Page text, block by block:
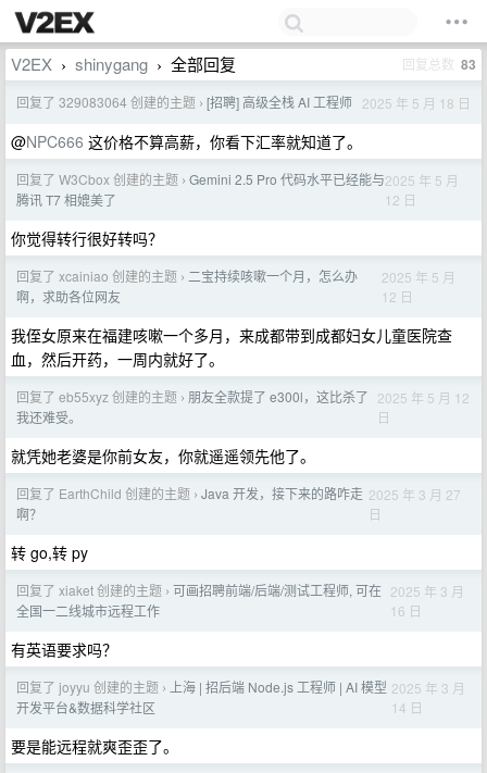
V2EX › shinygang › 全部回复 回复总数 83
回复了 329083064 创建的主题 › [招聘] 高级全栈 AI 工程师 2025 年 5 月 18 日
@NPC666 这价格不算高薪，你看下汇率就知道了。
回复了 W3Cbox 创建的主题 › Gemini 2.5 Pro 代码水平已经能与
腾讯 T7 相媲美了
2025 年 5 月
12 日
你觉得转行很好转吗？
回复了 xcainiao 创建的主题 › 二宝持续咳嗽一个月，怎么办
啊，求助各位网友
2025 年 5 月
12 日
我侄女原来在福建咳嗽一个多月，来成都带到成都妇女儿童医院查
血，然后开药，一周内就好了。
回复了 eb55xyz 创建的主题 › 朋友全款提了 e300l，这比杀了
我还难受。
2025 年 5 月 12
日
就凭她老婆是你前女友，你就遥遥领先他了。
回复了 EarthChild 创建的主题 › Java 开发，接下来的路咋走
啊？
2025 年 3 月 27
日
转 go,转 py
回复了 xiaket 创建的主题 › 可画招聘前端/后端/测试工程师, 可在
全国一二线城市远程工作
2025 年 3 月
16 日
有英语要求吗？
回复了 joyyu 创建的主题 ›
上海 | 招后端 Node.js 工程师 | AI 模型
开发平台&数据科学社区
2025 年 3 月
14 日
要是能远程就爽歪歪了。